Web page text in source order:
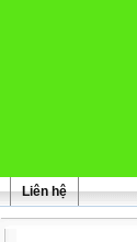
Liên hệ